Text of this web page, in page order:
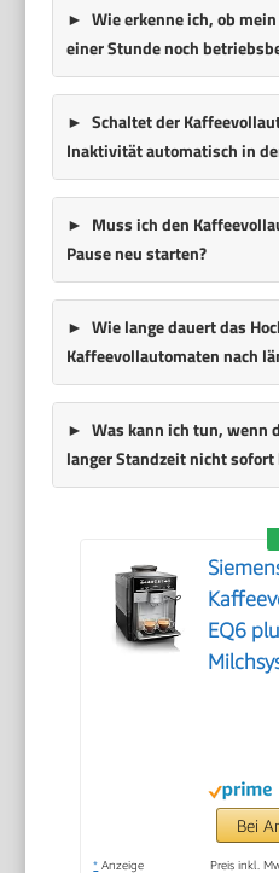
Wie erkenne ich, ob
einer Stunde noch
Schaltet der
Inaktivität automatisch in
Muss ich den
Pause neu starten?
Wie lange dauert das
Kaffeevollautomaten nach
Was kann ich tun, wenn
langer Standzeit nicht
EQ6
Bei
* Anzeige Preis inkl.